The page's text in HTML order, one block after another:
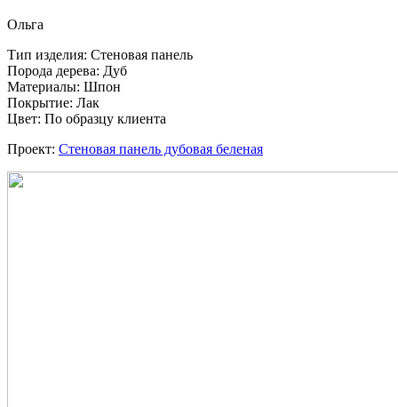
Ольга
Тип изделия: Стеновая панель
Порода дерева: Дуб
Материалы: Шпон
Покрытие: Лак
Цвет: По образцу клиента
Проект: Стеновая панель дубовая беленая